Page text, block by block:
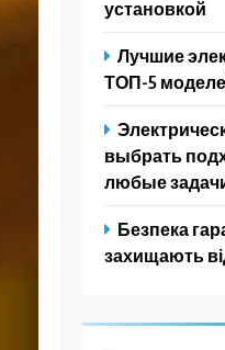
установкой
Лучшие
ТОП-5
выбрать
любые
Безпека
захищають